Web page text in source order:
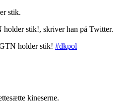
stik.
stik!, skriver han på Twitter.
holder stik! #dkpol
kineserne.